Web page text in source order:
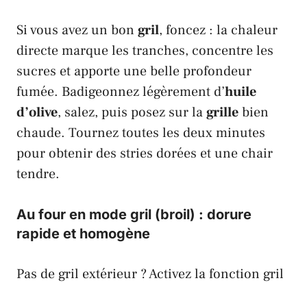
Si vous avez un bon gril, foncez : la chaleur
directe marque les tranches, concentre les
sucres et apporte une belle profondeur
fumée. Badigeonnez légèrement d’huile
d’olive, salez, puis posez sur lagrillebien
chaude. Tournez toutes les deux minutes
pour obtenir des stries dorées et une chair
tendre.
Au four en mode gril (broil) : dorure
rapide et homogène
Pas de gril extérieur ? Activez la fonction gril